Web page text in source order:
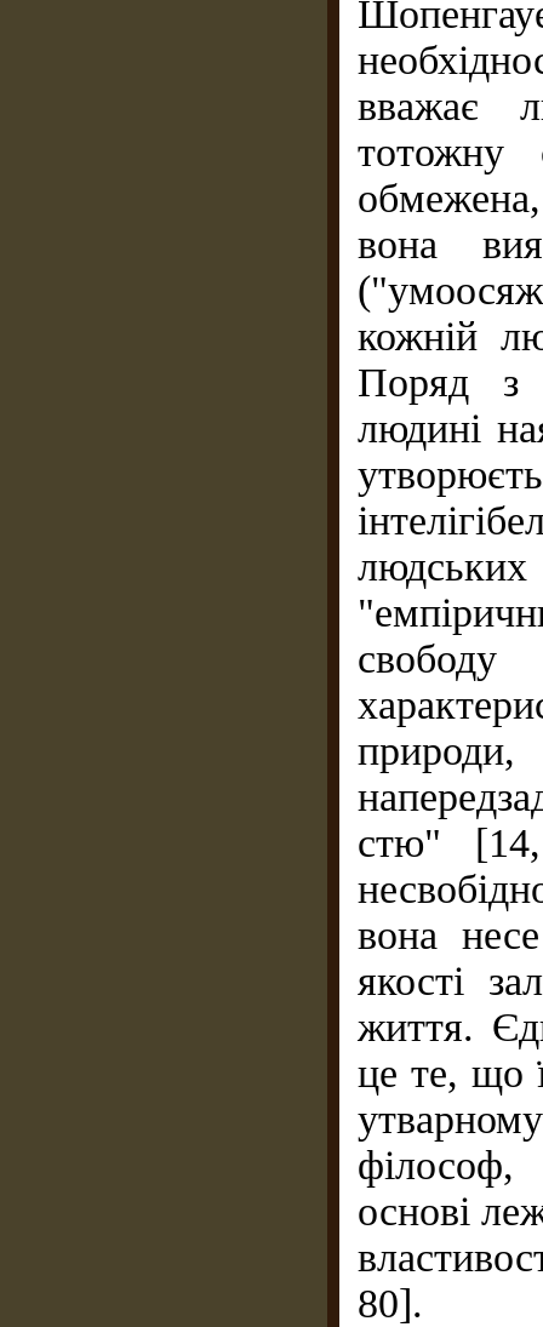
вва­жає
тотожну
вона
кожній
Поряд з
людині
стю"
вона
якості
життя.
це те, що
філософ,
основі
80].